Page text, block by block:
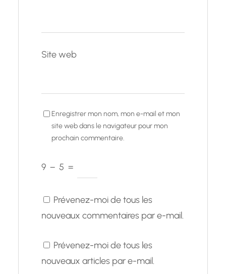
Site web
Enregistrer mon nom, mon e-mail et mon
site web dans le navigateur pour mon
prochain commentaire.
9 − 5 =
Prévenez-moi de tous les
nouveaux commentaires par e-mail.
Prévenez-moi de tous les
nouveaux articles par e-mail.